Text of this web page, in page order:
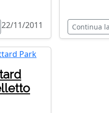
22/11/2011 Continua